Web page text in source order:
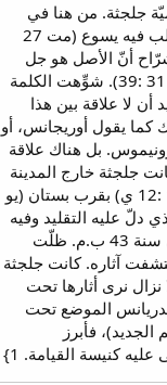
جلجثة. من هنا في
العربيّة : الجلجلة. المكان الذي صُلب فيه يسوع (مت 27
بعض الشرّاح أنّ الأصل هو جل
جوعة أي تلّة حجارة في جوعة (إر 31 :39). شوِّهت الكلمة
أن لا علاقة بين هذا
كما يقول أوريجانس، أو
بل هناك علاقة
جلجثة خارج المدينة
(مت 27 :32؛ مر 15 :20؛ عب 13 :12 ي) بقرب بستان (يو
دلّ عليه التقليد وفيه
بُنيت كنيسة القبر المقدّس. فحتى سنة 43 ب.م. ظلّت
آثاره. كانت جلجثة
نزال نرى أثارها تحت
الموضع تحت
الجديد)، فأبرز
كنيسة القيامة. 1}